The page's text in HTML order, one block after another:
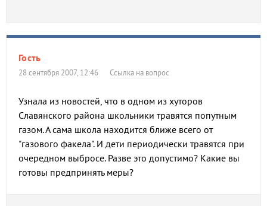
Гость
28 сентября 2007, 12:46 Ссылка на вопрос
Узнала из новостей, что в одном из хуторов
Славянского района школьники травятся попутным
газом. А сама школа находится ближе всего от
"газового факела". И дети периодически травятся при
очередном выбросе. Разве это допустимо? Какие вы
готовы предпринять меры?